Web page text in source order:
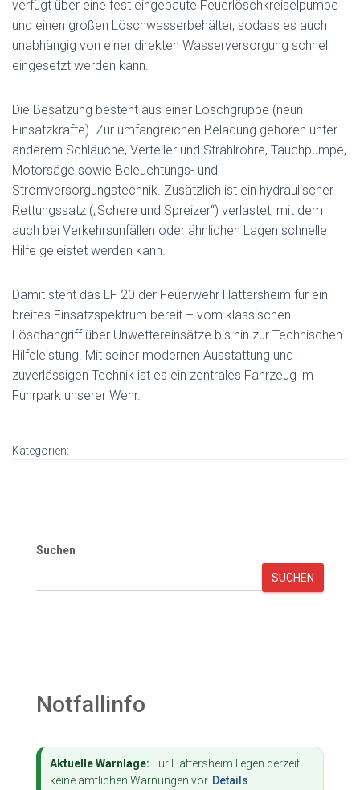
verfügt über eine fest eingebaute Feuerlöschkreiselpumpe
und einen großen Löschwasserbehälter, sodass es auch
unabhängig von einer direkten Wasserversorgung schnell
eingesetzt werden kann.
Die Besatzung besteht aus einer Löschgruppe (neun
Einsatzkräfte). Zur umfangreichen Beladung gehören unter
anderem Schläuche, Verteiler und Strahlrohre, Tauchpumpe,
Motorsäge sowie Beleuchtungs- und
Stromversorgungstechnik. Zusätzlich ist ein hydraulischer
Rettungssatz („Schere und Spreizer“) verlastet, mit dem
auch bei Verkehrsunfällen oder ähnlichen Lagen schnelle
Hilfe geleistet werden kann.
Damit steht das LF 20 der Feuerwehr Hattersheim für ein
breites Einsatzspektrum bereit – vom klassischen
Löschangriff über Unwettereinsätze bis hin zur Technischen
Hilfeleistung. Mit seiner modernen Ausstattung und
zuverlässigen Technik ist es ein zentrales Fahrzeug im
Fuhrpark unserer Wehr.
Kategorien:
Suchen
SUCHEN
Notfallinfo
Aktuelle Warnlage: Für Hattersheim liegen derzeit
keine amtlichen Warnungen vor. Details